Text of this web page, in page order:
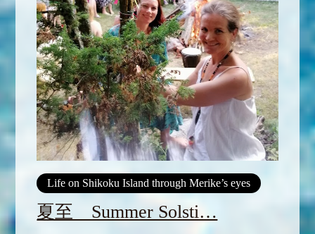
Life on Shikoku Island through Merike’s eyes
夏至 Summer Solsti…